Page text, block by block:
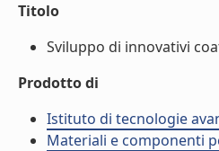
Titolo
Sviluppo di innovativi
Prodotto di
Istituto di tecnologie
Materiali e componenti